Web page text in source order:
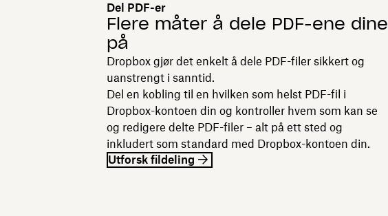
Del PDF-er
Flere måter å dele PDF-ene dine
på
Dropbox gjør det enkelt å dele PDF-filer sikkert og
uanstrengt i sanntid.
Del en kobling til en hvilken som helst PDF-fil i
Dropbox-kontoen din og kontroller hvem som kan se
og redigere delte PDF-filer – alt på ett sted og
inkludert som standard med Dropbox-kontoen din.
Utforsk fildeling